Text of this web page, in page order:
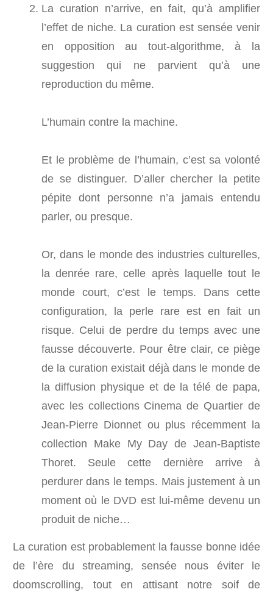
La curation n’arrive, en fait, qu’à amplifier
l’effet de niche. La curation est sensée venir
en opposition au tout-algorithme, à la
suggestion qui ne parvient qu’à une
reproduction du même.
L’humain contre la machine.
Et le problème de l’humain, c’est sa volonté
de se distinguer. D’aller chercher la petite
pépite dont personne n’a jamais entendu
parler, ou presque.
Or, dans le monde des industries culturelles,
la denrée rare, celle après laquelle tout le
monde court, c’est le temps. Dans cette
configuration, la perle rare est en fait un
risque. Celui de perdre du temps avec une
fausse découverte. Pour être clair, ce piège
de la curation existait déjà dans le monde de
la diffusion physique et de la télé de papa,
avec les collections Cinema de Quartier de
Jean-Pierre Dionnet ou plus récemment la
collection Make My Day de Jean-Baptiste
Thoret. Seule cette dernière arrive à
perdurer dans le temps. Mais justement à un
moment où le DVD est lui-même devenu un
produit de niche…
La curation est probablement la fausse bonne idée
de l’ère du streaming, sensée nous éviter le
doomscrolling, tout en attisant notre soif de